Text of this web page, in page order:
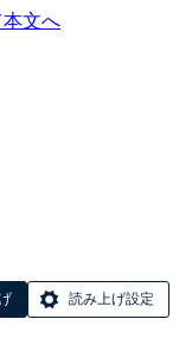
本文へ
読み上げ設定